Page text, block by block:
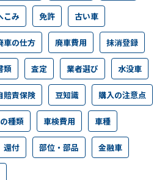
こみ 免許 古い車
車の仕方 廃車費用 抹消登録
類 査定 業者選び 水没車
賠責保険 豆知識 購入の注意点
種類 車検費用 車種
還付 部位・部品 金融車